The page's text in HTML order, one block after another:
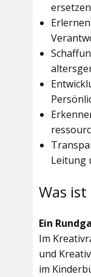
Leitung
Was
Ein
Im
und
im